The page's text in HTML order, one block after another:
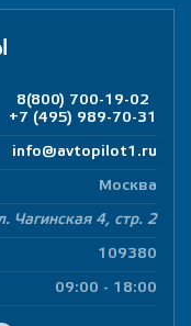
8(800) 700-19-02
+7 (495) 989-70-31
info@avtopilot1.ru
Москва
Чагинская 4, стр. 2
109380
09:00 - 18:00